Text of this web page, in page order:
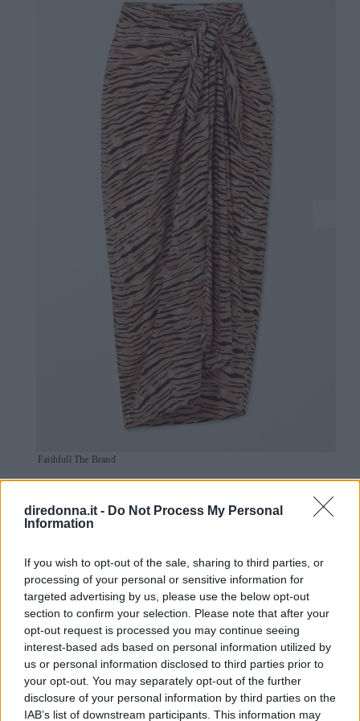
diredonna.it - Do Not Process My Personal
Information
If you wish to opt-out of the sale, sharing to third parties, or
processing of your personal or sensitive information for
targeted advertising by us, please use the below opt-out
section to confirm your selection. Please note that after your
opt-out request is processed you may continue seeing
interest-based ads based on personal information utilized by
us or personal information disclosed to third parties prior to
your opt-out. You may separately opt-out of the further
disclosure of your personal information by third parties on the
IAB’s list of downstream participants. This information may
Faithfull The Brand
Realizzato a mano da artigiani locali per una
finitura unica nel suo genere il pareo
voile modellato con strisce di tigre.
Un’esclusiva Net-A-Porter.Prezzo
consigliato: 112 euro